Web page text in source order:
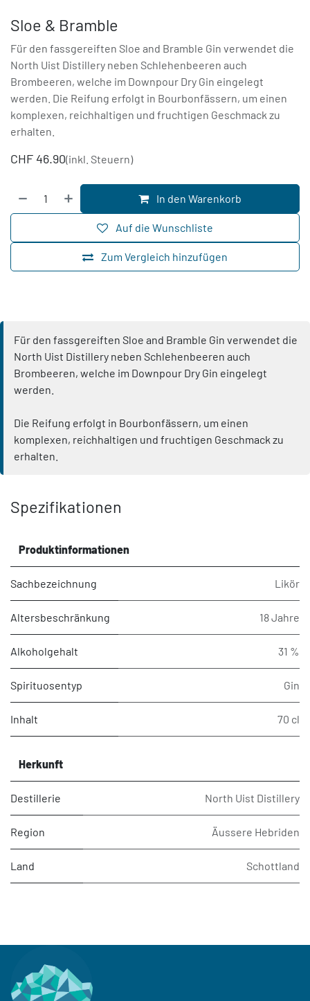
Sloe & Bramble
Für den fassgereiften Sloe and Bramble Gin verwendet die
North Uist Distillery neben Schlehenbeeren auch
Brombeeren, welche im Downpour Dry Gin eingelegt
werden. Die Reifung erfolgt in Bourbonfässern, um einen
komplexen, reichhaltigen und fruchtigen Geschmack zu
erhalten.
CHF 46.90(inkl. Steuern)
In den Warenkorb
Zum Vergleich hinzufügen
Auf die Wunschliste
Für den fassgereiften Sloe and Bramble Gin verwendet die
North Uist Distillery neben Schlehenbeeren auch
Brombeeren, welche im Downpour Dry Gin eingelegt
werden.
Die Reifung erfolgt in Bourbonfässern, um einen
komplexen, reichhaltigen und fruchtigen Geschmack zu
erhalten.
Spezifikationen
Produktinformationen
Sachbezeichnung Likör
Altersbeschränkung 18 Jahre
Alkoholgehalt 31 %
Spirituosentyp Gin
Inhalt 70 cl
Herkunft
Destillerie North Uist Distillery
Region Äussere Hebriden
Land Schottland